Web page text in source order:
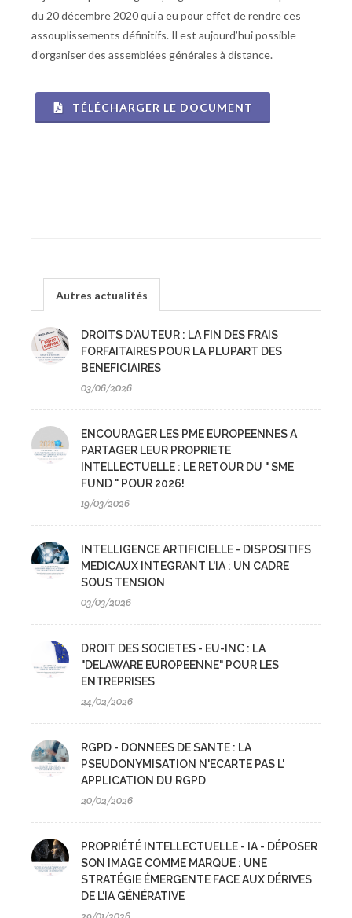
du 20 décembre 2020 qui a eu pour effet de rendre ces
assouplissements définitifs. Il est aujourd’hui possible
d’organiser des assemblées générales à distance.
TÉLÉCHARGER LE DOCUMENT
Autres actualités
DROITS D'AUTEUR : LA FIN DES FRAIS
FORFAITAIRES POUR LA PLUPART DES
BENEFICIAIRES
03/06/2026
ENCOURAGER LES PME EUROPEENNES A
PARTAGER LEUR PROPRIETE
INTELLECTUELLE : LE RETOUR DU " SME
FUND " POUR 2026!
19/03/2026
INTELLIGENCE ARTIFICIELLE - DISPOSITIFS
MEDICAUX INTEGRANT L'IA : UN CADRE
SOUS TENSION
03/03/2026
DROIT DES SOCIETES - EU-INC : LA
"DELAWARE EUROPEENNE" POUR LES
ENTREPRISES
24/02/2026
RGPD - DONNEES DE SANTE : LA
PSEUDONYMISATION N'ECARTE PAS L'
APPLICATION DU RGPD
20/02/2026
PROPRIÉTÉ INTELLECTUELLE - IA - DÉPOSER
SON IMAGE COMME MARQUE : UNE
STRATÉGIE ÉMERGENTE FACE AUX DÉRIVES
DE L'IA GÉNÉRATIVE